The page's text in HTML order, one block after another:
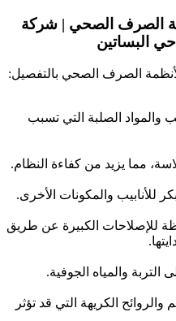
الصرف الصحي | شركة
البساتين
لأنظمة الصرف الصحي بالتفصيل:
والمواد الصلبة التي تسبب
مما يزيد من كفاءة النظام.
للأنابيب والمكونات الأخرى.
للإصلاحات الكبيرة عن طريق
التربة والمياه الجوفية.
والروائح الكريهة التي قد تؤثر